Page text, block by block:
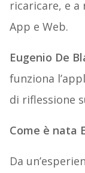
ricaricare, e
App e Web.
Eugenio De
funziona
di riflessione
Come è nata
Da